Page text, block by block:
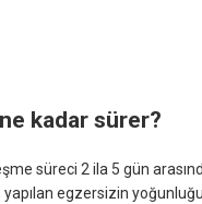
ne kadar sürer?
süreci 2 ila 5 gün
yapılan egzersizin